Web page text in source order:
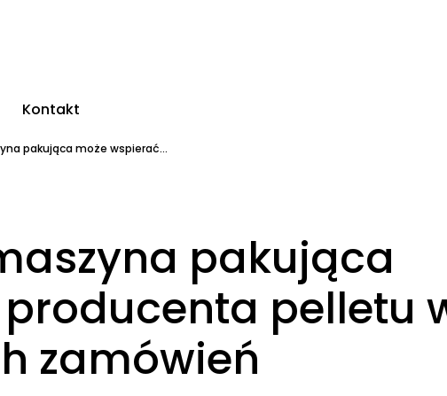
Kontakt
pakująca może wspierać...
pakująca
pelletu
zamówień